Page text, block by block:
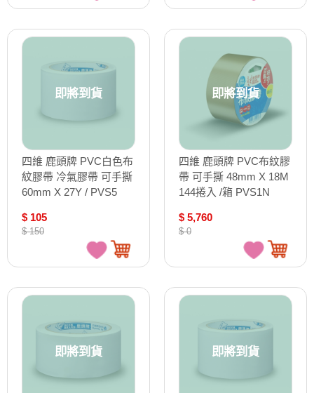
即將到貨
四維 鹿頭牌 PVC白色布
紋膠帶 冷氣膠帶 可手撕
60mm X 27Y / PVS5
$ 105
$ 150
即將到貨
四維 鹿頭牌 PVC布紋膠
帶 可手撕 48mm X 18M
144捲入 /箱 PVS1N
$ 5,760
$ 0
即將到貨 即將到貨